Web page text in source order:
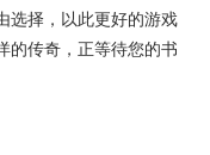
选择，以此更好的游戏
的传奇，正等待您的书